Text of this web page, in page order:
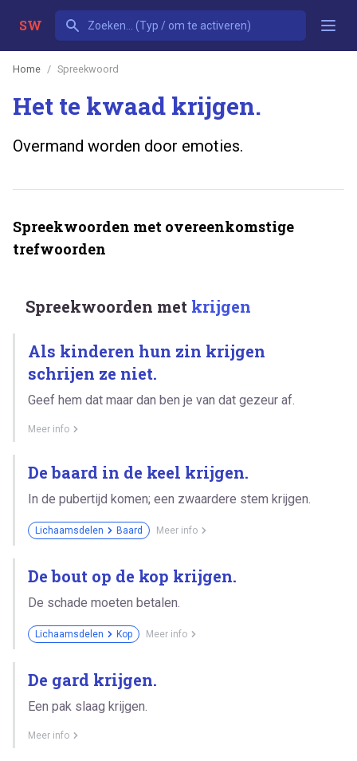
SW
Home Spreekwoord
Het te kwaad krijgen.
Overmand worden door emoties.
Spreekwoorden met overeenkomstige
trefwoorden
Spreekwoorden met krijgen
Als kinderen hun zin krijgen
schrijen ze niet.
Geef hem dat maar dan ben je van dat gezeur af.
Meer info
De baard in de keel krijgen.
In de pubertijd komen; een zwaardere stem krijgen.
Lichaamsdelen Baard Meer info
De bout op de kop krijgen.
De schade moeten betalen.
Lichaamsdelen Kop Meer info
De gard krijgen.
Een pak slaag krijgen.
Meer info